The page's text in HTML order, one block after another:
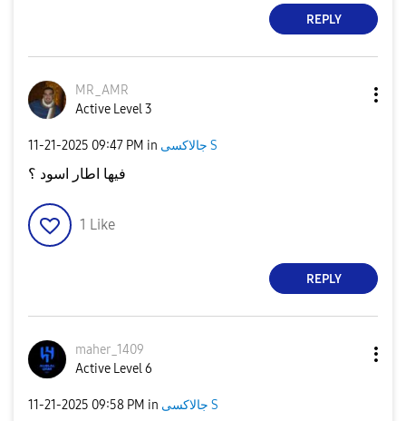
REPLY
MR_AMR
Active Level 3
‎11-21-2025 09:47 PM in جالاكسى S
فيها اطار اسود ؟
1 Like
REPLY
maher_1409
Active Level 6
‎11-21-2025 09:58 PM in جالاكسى S